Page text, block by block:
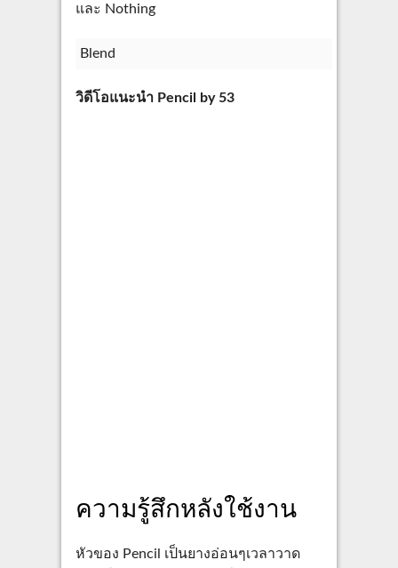
และ Nothing
Blend
วิดีโอแนะนำ Pencil by 53
ความรู้สึกหลังใช้งาน
หัวของ Pencil เป็นยางอ่อนๆเวลาวาด